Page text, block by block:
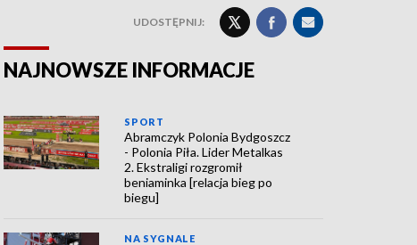
UDOSTĘPNIJ:
NAJNOWSZE INFORMACJE
SPORT
Abramczyk Polonia Bydgoszcz
- Polonia Piła. Lider Metalkas
2. Ekstraligi rozgromił
beniaminka [relacja bieg po
biegu]
NA SYGNALE